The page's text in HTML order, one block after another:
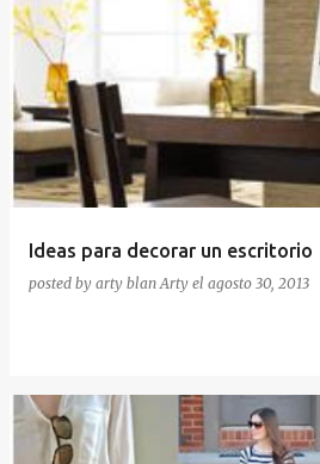
Ideas para decorar un escritorio
posted by arty blanArty el agosto 30, 2013